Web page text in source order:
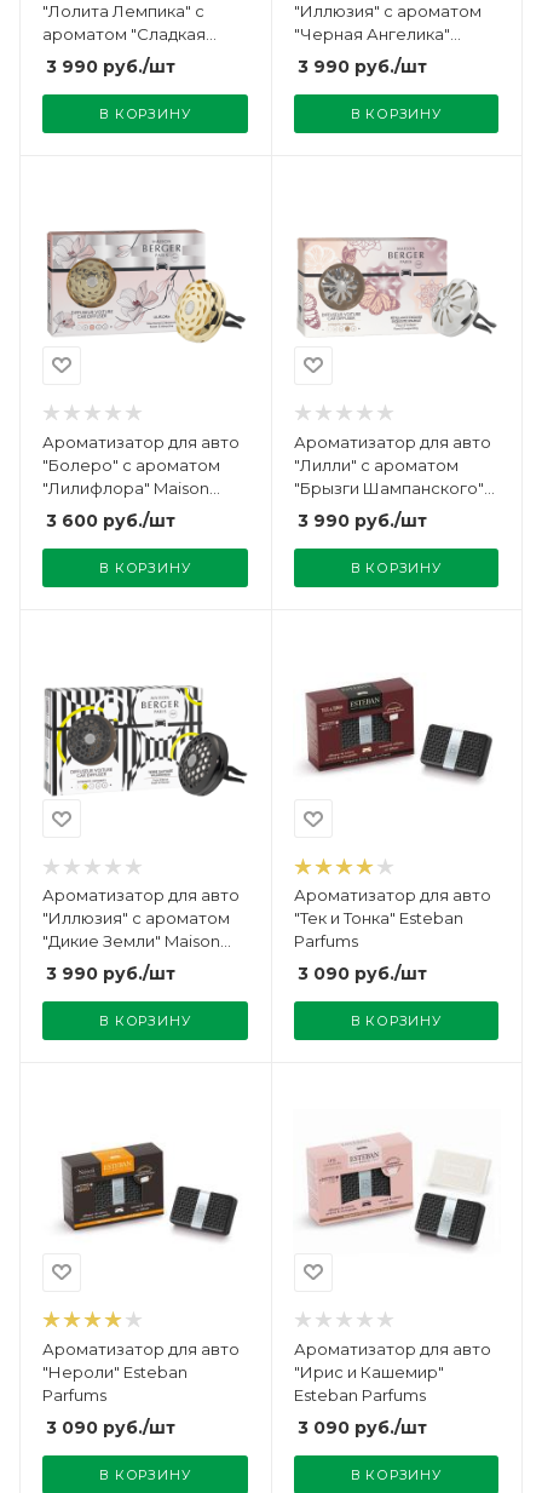
"Лолита Лемпика" с
ароматом "Сладкая
Лолита Лемпика" Maison
3 990 руб./шт
В КОРЗИНУ
"Иллюзия" с ароматом
"Черная Ангелика"
Maison Berger
3 990руб./шт
В КОРЗИНУ
Ароматизатор для авто
"Болеро" с ароматом
"Лилифлора" Maison
Berger
3 600 руб./шт
В КОРЗИНУ
Ароматизатор для авто
"Лилли" с ароматом
"Брызги Шампанского"
Maison Berger
3 990руб./шт
В КОРЗИНУ
Ароматизатор для авто
"Иллюзия" с ароматом
"Дикие Земли" Maison
Berger
3 990 руб./шт
В КОРЗИНУ
Ароматизатор для авто
"Тек и Тонка" Esteban
Parfums
3 090руб./шт
В КОРЗИНУ
Ароматизатор для авто
"Нероли" Esteban
Parfums
3 090 руб./шт
В КОРЗИНУ
Ароматизатор для авто
"Ирис и Кашемир"
Esteban Parfums
3 090руб./шт
В КОРЗИНУ